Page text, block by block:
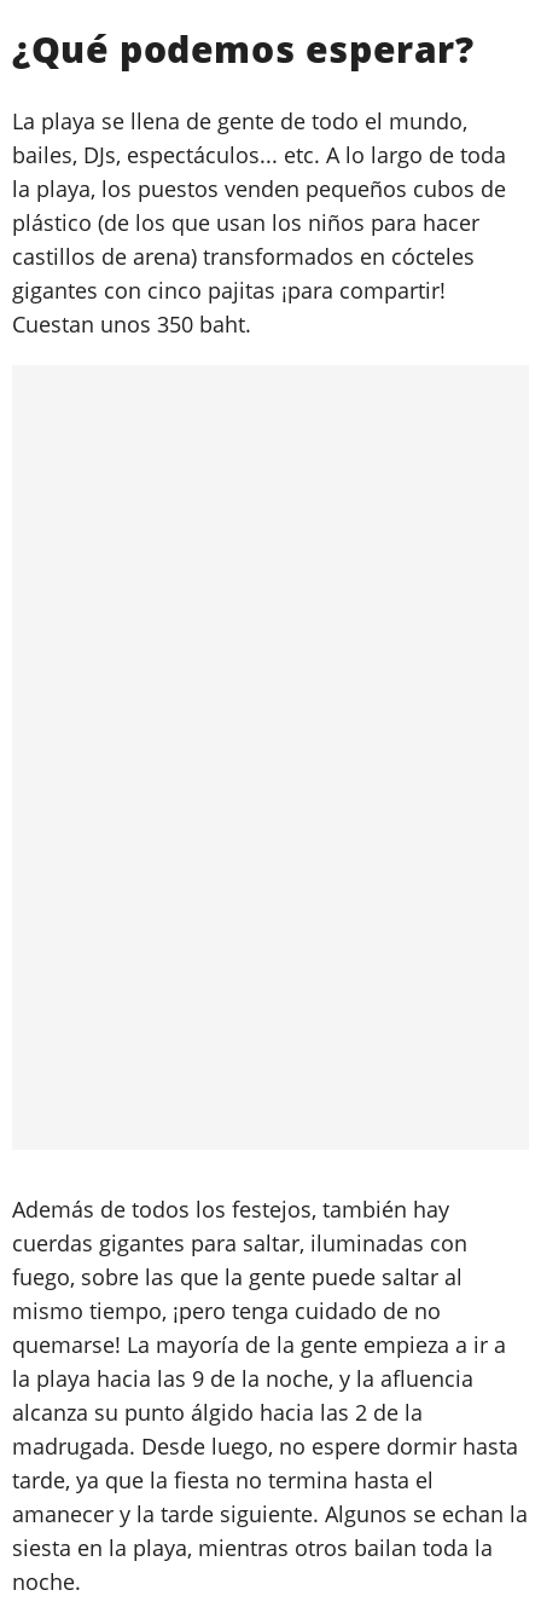
¿Qué podemos esperar?
La playa se llena de gente de todo el mundo,
bailes, DJs, espectáculos... etc. A lo largo de toda
la playa, los puestos venden pequeños cubos de
plástico (de los que usan los niños para hacer
castillos de arena) transformados en cócteles
gigantes con cinco pajitas ¡para compartir!
Cuestan unos 350 baht.
Además de todos los festejos, también hay
cuerdas gigantes para saltar, iluminadas con
fuego, sobre las que la gente puede saltar al
mismo tiempo, ¡pero tenga cuidado de no
quemarse! La mayoría de la gente empieza a ir a
la playa hacia las 9 de la noche, y la afluencia
alcanza su punto álgido hacia las 2 de la
madrugada. Desde luego, no espere dormir hasta
tarde, ya que la fiesta no termina hasta el
amanecer y la tarde siguiente. Algunos se echan la
siesta en la playa, mientras otros bailan toda la
noche.